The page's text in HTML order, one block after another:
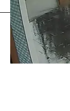
Flooxer Now » Viral